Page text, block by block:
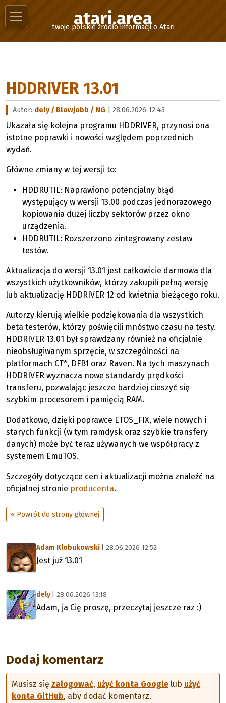
atari.area
twoje polskie źródło informacji o Atari
HDDRIVER 13.01
Autor: dely / Blowjobb / NG | 28.06.2026 12:43
Ukazała się kolejna programu HDDRIVER, przynosi ona
istotne poprawki i nowości względem poprzednich
wydań.
Główne zmiany w tej wersji to:
HDDRUTIL: Naprawiono potencjalny błąd
występujący w wersji 13.00 podczas jednorazowego
kopiowania dużej liczby sektorów przez okno
urządzenia.
HDDRUTIL: Rozszerzono zintegrowany zestaw
testów.
Aktualizacja do wersji 13.01 jest całkowicie darmowa dla
wszystkich użytkowników, którzy zakupili pełną wersję
lub aktualizację HDDRIVER 12 od kwietnia bieżącego roku.
Autorzy kierują wielkie podziękowania dla wszystkich
beta testerów, którzy poświęcili mnóstwo czasu na testy.
HDDRIVER 13.01 był sprawdzany również na oficjalnie
nieobsługiwanym sprzęcie, w szczególności na
platformach CT*, DFB1 oraz Raven. Na tych maszynach
HDDRIVER wyznacza nowe standardy prędkości
transferu, pozwalając jeszcze bardziej cieszyć się
szybkim procesorem i pamięcią RAM.
Dodatkowo, dzięki poprawce ETOS_FIX, wiele nowych i
starych funkcji (w tym ramdysk oraz szybkie transfery
danych) może być teraz używanych we współpracy z
systemem EmuTOS.
Szczegóły dotyczące cen i aktualizacji można znaleźć na
oficjalnej stronie producenta.
« Powrót do strony głównej
Adam Klobukowski | 28.06.2026 12:52
Jest już 13.01
dely | 28.06.2026 13:18
Adam, ja Cię proszę, przeczytaj jeszcze raz :)
Dodaj komentarz
Musisz się zalogować, użyć konta Google lub użyć
konta GitHub, aby dodać komentarz.